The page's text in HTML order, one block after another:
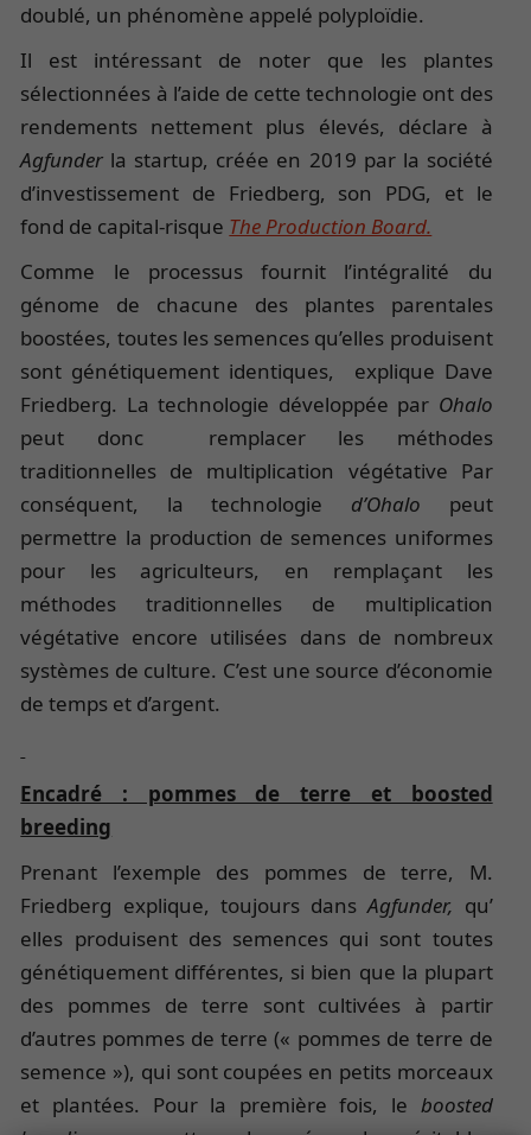
doublé, un phénomène appelé polyploïdie.
Il est intéressant de noter que les plantes
sélectionnées à l’aide de cette technologie ont des
rendements nettement plus élevés, déclare à
Agfunder la startup, créée en 2019 par la société
d’investissement de Friedberg, son PDG, et le
fond de capital-risque The Production Board.
Comme le processus fournit l’intégralité du
génome de chacune des plantes parentales
boostées, toutes les semences qu’elles produisent
sont génétiquement identiques, explique Dave
Friedberg. La technologie développée par Ohalo
peut donc remplacer les méthodes
traditionnelles de multiplication végétative Par
conséquent, la technologie d’Ohalo peut
permettre la production de semences uniformes
pour les agriculteurs, en remplaçant les
méthodes traditionnelles de multiplication
végétative encore utilisées dans de nombreux
systèmes de culture. C’est une source d’économie
de temps et d’argent.
Encadré : pommes de terre et boosted
breeding
Prenant l’exemple des pommes de terre, M.
Friedberg explique, toujours dansAgfunder, qu’
elles produisent des semences qui sont toutes
génétiquement différentes, si bien que la plupart
des pommes de terre sont cultivées à partir
d’autres pommes de terre (« pommes de terre de
semence »), qui sont coupées en petits morceaux
et plantées. Pour la première fois, le boosted